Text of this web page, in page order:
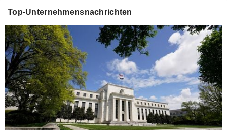
Top-Unternehmensnachrichten